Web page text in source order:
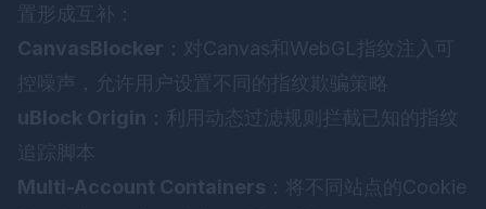
置形成互补：
CanvasBlocker ：对Canvas和WebGL指纹注入可
控噪声，允许用户设置不同的指纹欺骗策略
uBlock Origin ：利用动态过滤规则拦截已知的指纹
追踪脚本
Multi-Account Containers ：将不同站点的Cookie